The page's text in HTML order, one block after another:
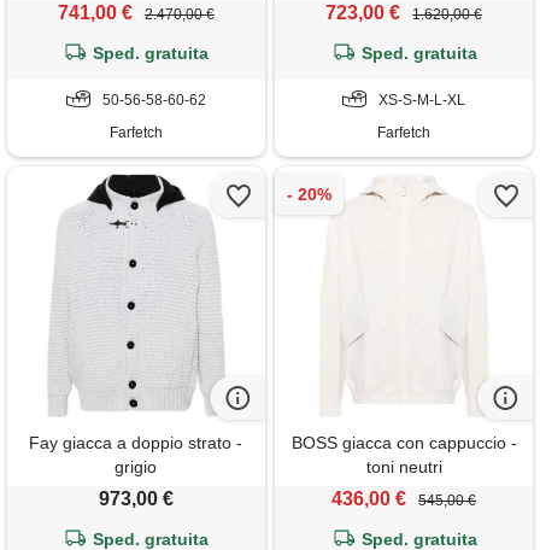
741,00 € 2.470,00 €
Sped. gratuita
50-56-58-60-62
Farfetch
723,00 € 1.620,00 €
Sped. gratuita
XS-S-M-L-XL
Farfetch
Fay giacca a doppio strato -
grigio
973,00 €
Sped. gratuita
BOSS giacca con cappuccio -
toni neutri
436,00 € 545,00 €
Sped. gratuita